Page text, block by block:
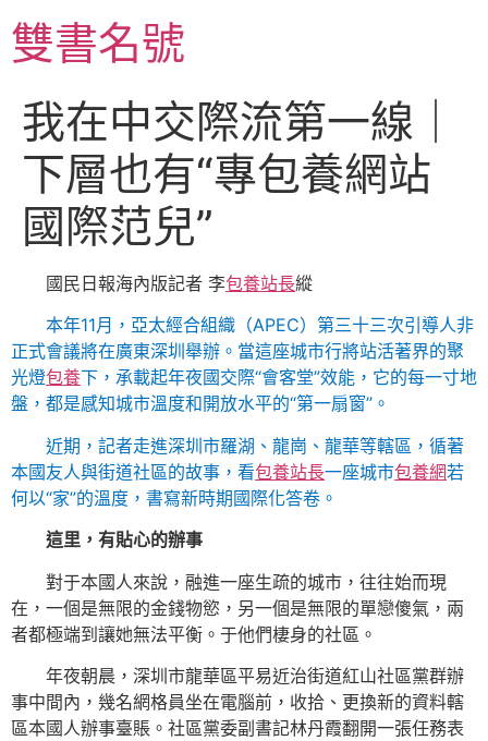
至
主雙書名號
我在中交際流第一線｜
下層也有“專包養網站
國際范兒”
國民日報海內版記者 李包養站長縱
本年11月，亞太經合組織（APEC）第三十三次引導人非
正式會議將在廣東深圳舉辦。當這座城市行將站活著界的聚
光燈包養下，承載起年夜國交際“會客堂”效能，它的每一寸地
盤，都是感知城市溫度和開放水平的“第一扇窗”。
近期，記者走進深圳市羅湖、龍崗、龍華等轄區，循著
本國友人與街道社區的故事，看包養站長一座城市包養網若
何以“家”的溫度，書寫新時期國際化答卷。
這里，有貼心的辦事
對于本國人來說，融進一座生疏的城市，往往始而現
在，一個是無限的金錢物慾，另一個是無限的單戀傻氣，兩
者都極端到讓她無法平衡。于他們棲身的社區。
年夜朝晨，深圳市龍華區平易近治街道紅山社區黨群辦
事中間內，幾名網格員坐在電腦前，收拾、更換新的資料轄
區本國人辦事臺賬。社區黨委副書記林丹霞翻開一張任務表